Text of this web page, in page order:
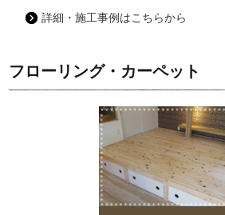
詳細・施工事例はこちらから
フローリング・カーペット